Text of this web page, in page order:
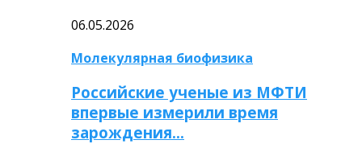
06.05.2026
Молекулярная биофизика
Российские ученые из МФТИ
впервые измерили время
зарождения…